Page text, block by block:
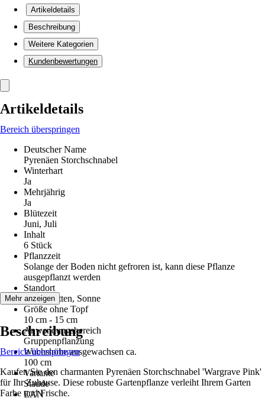
Artikeldetails
Beschreibung
Weitere Kategorien
Kundenbewertungen
Artikeldetails
Bereich überspringen
Deutscher Name
Pyrenäen Storchschnabel
Winterhart
Ja
Mehrjährig
Ja
Blütezeit
Juni, Juli
Inhalt
6 Stück
Pflanzzeit
Solange der Boden nicht gefroren ist, kann diese Pflanze
ausgepflanzt werden
Standort
Halbschatten, Sonne
Größe ohne Topf
10 cm - 15 cm
Anwendungsbereich
Gruppenpflanzung
Wuchshöhe ausgewachsen ca.
100 cm
Variante
Staude
EAN
Mehr anzeigen
Beschreibung
Bereich überspringen
Kaufen Sie den charmanten Pyrenäen Storchschnabel 'Wargrave Pink'
für Ihr Zuhause. Diese robuste Gartenpflanze verleiht Ihrem Garten
Farbe und Frische.